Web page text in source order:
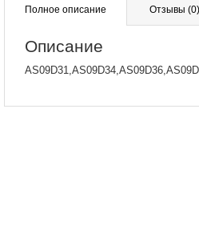
Полное описание Отзывы (0)
Описание